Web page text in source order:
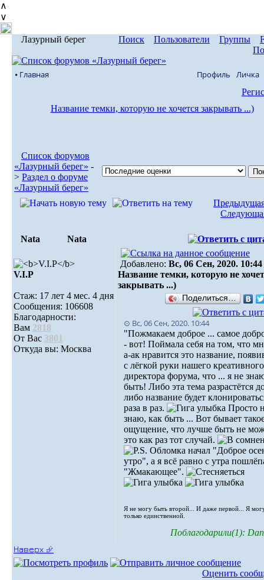
∧
∨
Лазурный берег Поиск Пользователи Группы
⦁ Главная Профиль Личка
Название темки, которую не хочется закрывать ...)
Список форумов
«Лазурный берег» -
> Раздел о форуме
«Лазурный берег»
Nata Nata
V.I.Р
Стаж: 17 лет 4 мес. 4 дня
Сообщения: 106608
Благодарности:
Вам 2818
От Вас 3801
Откуда вы: Москва
Добавлено: Вс, 06 Сен, 2020. 10:44
Название темки, которую не
закрывать ...)
Поделиться…
⊙ Вс, 06 Сен, 2020. 10:44
"Пожмакаем доброе ... самое
- вот! Поймала себя на том, что
а-ак нравится это название,
с лёгкой руки нашего креативного
директора форума, что ... я не
быть! Либо эта тема разрастётся
либо название будет
раза в раз.
Просто
знаю, как быть ... Вот бывает
ощущение, что лучше быть не
это как раз тот случай.
Обломка начал "Доброе
утро", а я всё равно с утра
"Жмакающее".
Я не могу быть второй... И даже первой... Я
только единственной.
Поблагодарили(1):
Наверх ⮵
Оценить